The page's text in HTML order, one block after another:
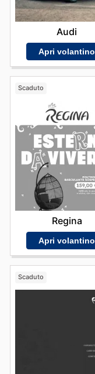
Audi
Apri volantino
Scaduto
Regina
Apri volantino
Scaduto